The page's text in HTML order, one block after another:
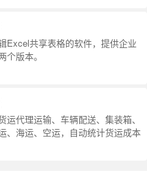
Excel共享表格的软件，提供企业
个版本。
运代理运输、车辆配送、集装箱、
、海运、空运，自动统计货运成本